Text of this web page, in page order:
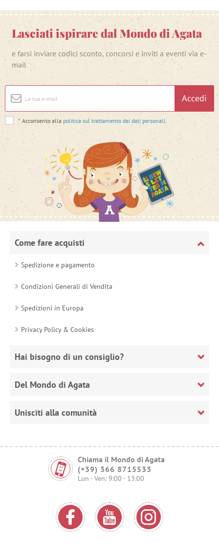
Lasciati ispirare dal Mondo di Agata
e farsi inviare codici sconto, concorsi e inviti a eventi via e-
mail
Accedi
* Acconsento alla politica sul trattamento dei dati personali.
Come fare acquisti
Spedizione e pagamento
Condizioni Generali di Vendita
Spedizioni in Europa
Privacy Policy & Cookies
Hai bisogno di un consiglio?
Del Mondo di Agata
Unisciti alla comunità
Chiama il Mondo di Agata
(+39) 366 8715533
Lun - Ven: 9:00 - 13:00